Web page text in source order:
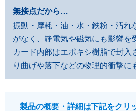
無接点だから…
振動・摩耗・油・水・鉄粉・汚れ
がなく、静電気や磁気にも影響を
カード内部はエポキシ樹脂で封入
り曲げや落下などの物理的衝撃に
製品の概要・詳細は下記をクリ